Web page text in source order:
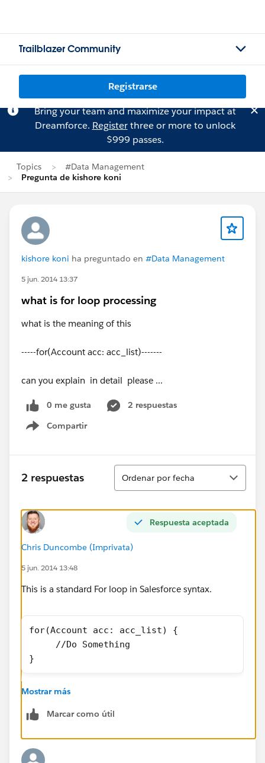
Trailblazer Community
Registrarse
Bring your team and maximize your impact at
Dreamforce. Registerthree or more to unlock
$999 passes.
Topics
#Data Management
Pregunta de kishore koni
kishore koni ha preguntado en #Data Management
5 jun. 2014 13:37
what is for loop processing
what is the meaning of this
-----for(Account acc: acc_list)-------
can you explain in detail please ...
0 me gusta
2 respuestas
Compartir
Show menu
2 respuestas
Ordenar
Ordenar por fecha
Respuesta aceptada
Chris Duncombe (Imprivata)
5 jun. 2014 13:48
This is a standard For loop in Salesforce syntax.
for(Account acc: acc_list) {
     //Do Something
}
actions within the brackets. If there are 3 accounts in
acc_list, then the code will be run 3 times, once per
Mostrar más
Marcar como útil